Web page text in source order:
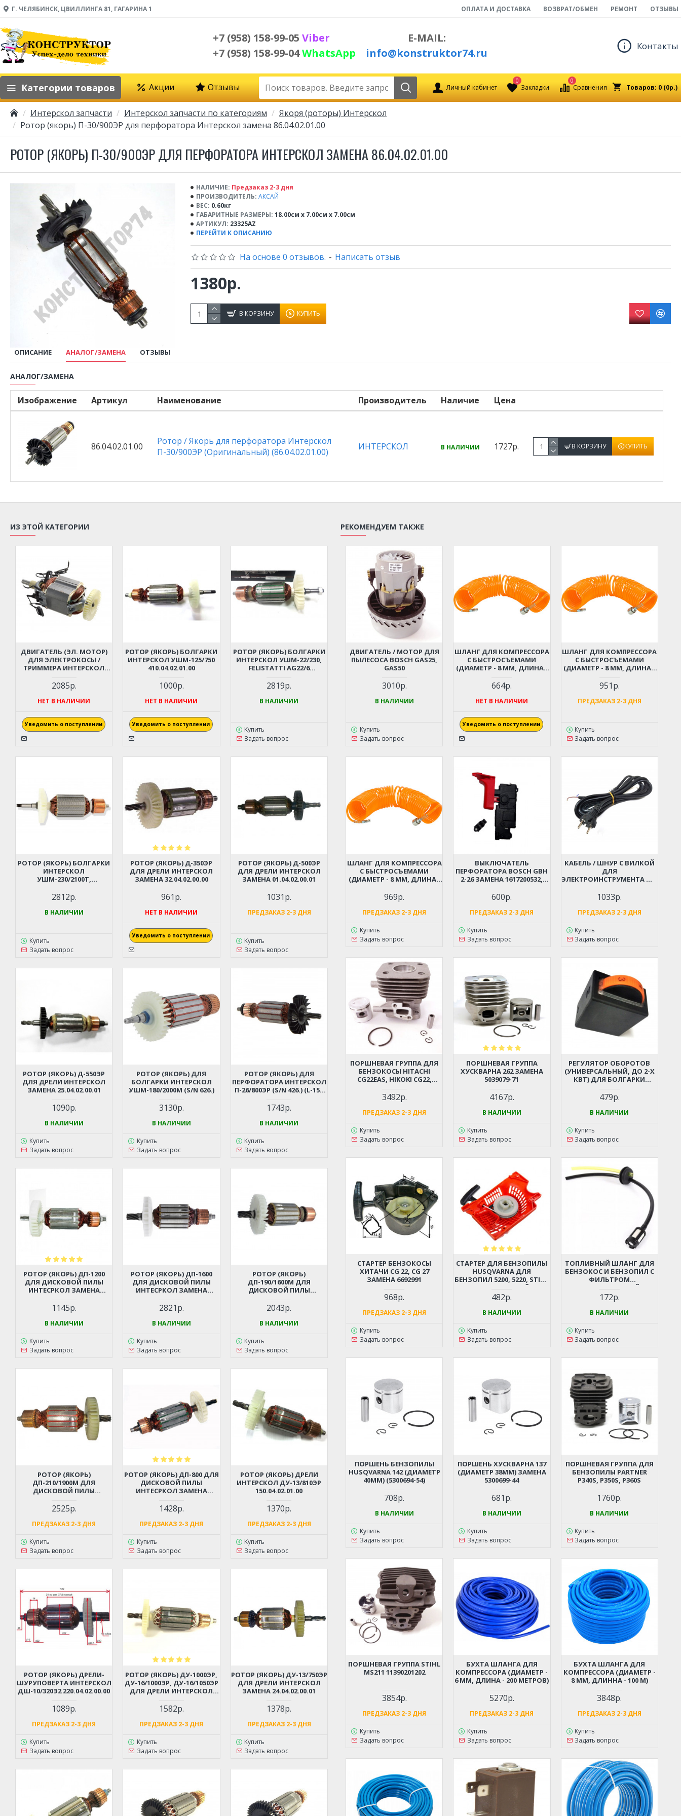
Г. ЧЕЛЯБИНСК, ЦВИЛЛИНГА 81, ГАГАРИНА 1 ОПЛАТА И ДОСТАВКА ВОЗВРАТ/ОБМЕН РЕМОНТ ОТЗЫВЫ
+7 (958) 158-99-05 Viber
+7 (958) 158-99-04WhatsApp
E-MAIL:
info@konstruktor74.ru
Контакты
Категории товаров Акции Отзывы Личный кабинет Закладки
0
Сравнения
0
Товаров: 0 (0р.)
Интерскол запчасти Интерскол запчасти по категориям
Якоря (роторы) Интерскол
Ротор (якорь) П-30/900ЭР для перфоратора Интерскол замена 86.04.02.01.00
РОТОР (ЯКОРЬ) П-30/900ЭР ДЛЯ ПЕРФОРАТОРА ИНТЕРСКОЛ ЗАМЕНА 86.04.02.01.00
НАЛИЧИЕ: Предзаказ 2-3 дня
ПРОИЗВОДИТЕЛЬ: АКСАЙ
ВЕС: 0.60кг
ГАБАРИТНЫЕ РАЗМЕРЫ: 18.00см x 7.00см x 7.00см
АРТИКУЛ: 23325AZ
ПЕРЕЙТИ К ОПИСАНИЮ
На основе 0 отзывов. - Написать отзыв
1380р.
В КОРЗИНУ КУПИТЬ
АНАЛОГ/ЗАМЕНА
ОПИСАНИЕ ОТЗЫВЫ
АНАЛОГ/ЗАМЕНА
Изображение Артикул Наименование Производитель Наличие Цена
86.04.02.01.00
Ротор / Якорь для перфоратора Интерскол
П-30/900ЭР (Оригинальный) (86.04.02.01.00)
ИНТЕРСКОЛ В НАЛИЧИИ 1727р. В КОРЗИНУ КУПИТЬ
ИЗ ЭТОЙ КАТЕГОРИИ
ДВИГАТЕЛЬ (ЭЛ. МОТОР)
ДЛЯ ЭЛЕКТРОКОСЫ /
ТРИММЕРА ИНТЕРСКОЛ
2085р.
НЕТ В НАЛИЧИИ
Уведомить о поступлении
РОТОР (ЯКОРЬ) БОЛГАРКИ
ИНТЕРСКОЛ УШМ-125/750
410.04.02.01.00
1000р.
НЕТ В НАЛИЧИИ
Уведомить о поступлении
РОТОР (ЯКОРЬ) БОЛГАРКИ
ИНТЕРСКОЛ УШМ-22/230,
FELISTATTI AG22/6
2819р.
В НАЛИЧИИ
Купить
Задать вопрос
РОТОР (ЯКОРЬ) БОЛГАРКИ
ИНТЕРСКОЛ
УШМ-230/2100T,
(234.04.02.00.00)
2812р.
В НАЛИЧИИ
Купить
Задать вопрос
РОТОР (ЯКОРЬ) Д-350ЭР
ДЛЯ ДРЕЛИ ИНТЕРСКОЛ
ЗАМЕНА 32.04.02.00.00
961р.
НЕТ В НАЛИЧИИ
Уведомить о поступлении
РОТОР (ЯКОРЬ) Д-500ЭР
ДЛЯ ДРЕЛИ ИНТЕРСКОЛ
ЗАМЕНА 01.04.02.00.01
1031р.
ПРЕДЗАКАЗ 2-3 ДНЯ
Купить
Задать вопрос
РОТОР (ЯКОРЬ) Д-550ЭР
ДЛЯ ДРЕЛИ ИНТЕРСКОЛ
ЗАМЕНА 25.04.02.00.01
1090р.
В НАЛИЧИИ
Купить
Задать вопрос
РОТОР (ЯКОРЬ) ДЛЯ
БОЛГАРКИ ИНТЕРСКОЛ
УШМ-180/2000М (S/N 626.)
3130р.
В НАЛИЧИИ
Купить
Задать вопрос
РОТОР (ЯКОРЬ) ДЛЯ
ПЕРФОРАТОРА ИНТЕРСКОЛ
П-26/800ЭР (S/N 426.) (L-153
НАКЛОН ВЛЕВО)
1743р.
В НАЛИЧИИ
Купить
Задать вопрос
РОТОР (ЯКОРЬ) ДП-1200
ДЛЯ ДИСКОВОЙ ПИЛЫ
ИНТЕСРКОЛ ЗАМЕНА
1145р.
В НАЛИЧИИ
Купить
Задать вопрос
РОТОР (ЯКОРЬ) ДП-1600
ДЛЯ ДИСКОВОЙ ПИЛЫ
ИНТЕСРКОЛ ЗАМЕНА
2821р.
В НАЛИЧИИ
Купить
Задать вопрос
РОТОР (ЯКОРЬ)
ДП-190/1600М ДЛЯ
ДИСКОВОЙ ПИЛЫ
2043р.
В НАЛИЧИИ
Купить
Задать вопрос
РОТОР (ЯКОРЬ)
ДП-210/1900М ДЛЯ
ДИСКОВОЙ ПИЛЫ
98.04.02.01.00
2525р.
ПРЕДЗАКАЗ 2-3 ДНЯ
Купить
Задать вопрос
РОТОР (ЯКОРЬ) ДП-800 ДЛЯ
ДИСКОВОЙ ПИЛЫ
ИНТЕСРКОЛ ЗАМЕНА
1428р.
ПРЕДЗАКАЗ 2-3 ДНЯ
Купить
Задать вопрос
РОТОР (ЯКОРЬ) ДРЕЛИ
ИНТЕРСКОЛ ДУ-13/810ЭР
150.04.02.01.00
1370р.
ПРЕДЗАКАЗ 2-3 ДНЯ
Купить
Задать вопрос
РОТОР (ЯКОРЬ) ДРЕЛИ-
ШУРУПОВЕРТА ИНТЕРСКОЛ
ДШ-10/320Э2 220.04.02.00.00
1089р.
ПРЕДЗАКАЗ 2-3 ДНЯ
Купить
Задать вопрос
РОТОР (ЯКОРЬ) ДУ-1000ЭР,
ДУ-16/1000ЭР, ДУ-16/1050ЭР
ДЛЯ ДРЕЛИ ИНТЕРСКОЛ
1582р.
ПРЕДЗАКАЗ 2-3 ДНЯ
Купить
Задать вопрос
РОТОР (ЯКОРЬ) ДУ-13/750ЭР
ДЛЯ ДРЕЛИ ИНТЕРСКОЛ
ЗАМЕНА 24.04.02.00.01
1378р.
ПРЕДЗАКАЗ 2-3 ДНЯ
Купить
Задать вопрос
РЕКОМЕНДУЕМ ТАКЖЕ
ДВИГАТЕЛЬ / МОТОР ДЛЯ
ПЫЛЕСОСА BOSCH GAS25,
GAS50
3010р.
В НАЛИЧИИ
Купить
Задать вопрос
ШЛАНГ ДЛЯ КОМПРЕССОРА
С БЫСТРОСЪЕМАМИ
(ДИАМЕТР - 8 ММ, ДЛИНА -
664р.
НЕТ В НАЛИЧИИ
Уведомить о поступлении
ШЛАНГ ДЛЯ КОМПРЕССОРА
С БЫСТРОСЪЕМАМИ
(ДИАМЕТР - 8 ММ, ДЛИНА -
951р.
ПРЕДЗАКАЗ 2-3 ДНЯ
Купить
Задать вопрос
ШЛАНГ ДЛЯ КОМПРЕССОРА
С БЫСТРОСЪЕМАМИ
(ДИАМЕТР - 8 ММ, ДЛИНА -
969р.
ПРЕДЗАКАЗ 2-3 ДНЯ
Купить
Задать вопрос
ВЫКЛЮЧАТЕЛЬ
ПЕРФОРАТОРА BOSCH GBH
2-26 ЗАМЕНА 1617200532,
600р.
ПРЕДЗАКАЗ 2-3 ДНЯ
Купить
Задать вопрос
КАБЕЛЬ / ШНУР С ВИЛКОЙ
ДЛЯ
ЭЛЕКТРОИНСТРУМЕНТА ДО
МОРОЗОСТОЙКИЙ,
МЯГКИЙ, ИЗНОСОСТОЙКАЯ
РЕЗИНА
1033р.
ПРЕДЗАКАЗ 2-3 ДНЯ
Купить
Задать вопрос
ПОРШНЕВАЯ ГРУППА ДЛЯ
БЕНЗОКОСЫ HITACHI
CG22EAS, HIKOKI CG22,
6696531)
3492р.
ПРЕДЗАКАЗ 2-3 ДНЯ
Купить
Задать вопрос
ПОРШНЕВАЯ ГРУППА
ХУСКВАРНА 262 ЗАМЕНА
5039079-71
4167р.
В НАЛИЧИИ
Купить
Задать вопрос
РЕГУЛЯТОР ОБОРОТОВ
(УНИВЕРСАЛЬНЫЙ, ДО 2-Х
КВТ) ДЛЯ БОЛГАРКИ
ЭЛЕКТРОПИЛЫ,
ПЕРФОРАТОРА, ДРЕЛИ И
ПР.
479р.
В НАЛИЧИИ
Купить
Задать вопрос
СТАРТЕР БЕНЗОКОСЫ
ХИТАЧИ CG 22, CG 27
ЗАМЕНА 6692991
968р.
ПРЕДЗАКАЗ 2-3 ДНЯ
Купить
Задать вопрос
СТАРТЕР ДЛЯ БЕНЗОПИЛЫ
HUSQVARNA ДЛЯ
БЕНЗОПИЛ 5200, 5220, STIHL
362, 440 И ДР. (КИТАЙСКИЕ
БЕНЗОПИЛЫ 45-52СМ3,
ЦЫГАНКА)
482р.
В НАЛИЧИИ
Купить
Задать вопрос
ТОПЛИВНЫЙ ШЛАНГ ДЛЯ
БЕНЗОКОС И БЕНЗОПИЛ С
ФИЛЬТРОМ
(УНИВЕРСАЛЬНЫЙ)
172р.
В НАЛИЧИИ
Купить
Задать вопрос
ПОРШЕНЬ БЕНЗОПИЛЫ
HUSQVARNA 142 (ДИАМЕТР
40ММ) (5300694-54)
708р.
В НАЛИЧИИ
Купить
Задать вопрос
ПОРШЕНЬ ХУСКВАРНА 137
(ДИАМЕТР 38ММ) ЗАМЕНА
5300699-44
681р.
В НАЛИЧИИ
Купить
Задать вопрос
ПОРШНЕВАЯ ГРУППА ДЛЯ
БЕНЗОПИЛЫ PARTNER
P340S, P350S, P360S
1760р.
В НАЛИЧИИ
Купить
Задать вопрос
ПОРШНЕВАЯ ГРУППА STIHL
MS211 11390201202
3854р.
ПРЕДЗАКАЗ 2-3 ДНЯ
Купить
Задать вопрос
БУХТА ШЛАНГА ДЛЯ
КОМПРЕССОРА (ДИАМЕТР -
6 ММ, ДЛИНА - 200 МЕТРОВ)
5270р.
ПРЕДЗАКАЗ 2-3 ДНЯ
Купить
Задать вопрос
БУХТА ШЛАНГА ДЛЯ
КОМПРЕССОРА (ДИАМЕТР -
8 ММ, ДЛИННА - 100 М)
3848р.
ПРЕДЗАКАЗ 2-3 ДНЯ
Купить
Задать вопрос